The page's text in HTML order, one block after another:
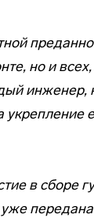
но и
инженер,
укрепление
в сборе